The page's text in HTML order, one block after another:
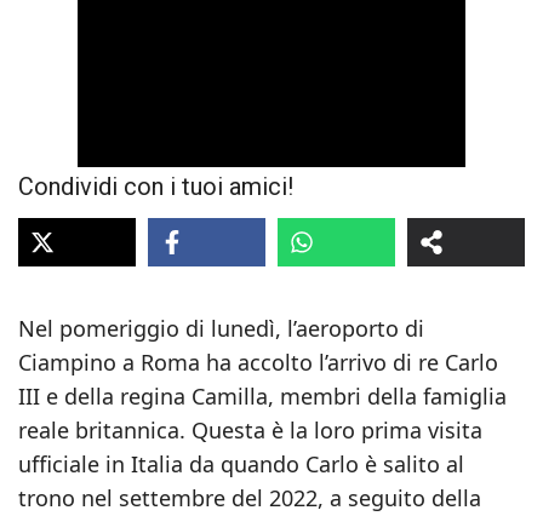
Condividi con i tuoi amici!
Nel pomeriggio di lunedì, l’aeroporto di
Ciampino a Roma ha accolto l’arrivo di re Carlo
III e della regina Camilla, membri della famiglia
reale britannica. Questa è la loro prima visita
ufficiale in Italia da quando Carlo è salito al
trono nel settembre del 2022, a seguito della